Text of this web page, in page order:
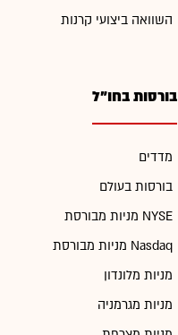
השוואה ביצועי קרנות
בורסות בחו"ל
מדדים
בורסות בעולם
מניות מבורסת NYSE
מניות מבורסת Nasdaq
מניות מלונדון
מניות מגרמניה